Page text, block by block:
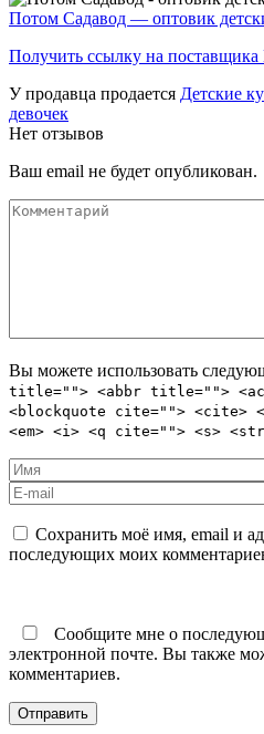
Потом Садавод — оптовик
Получить ссылку на поставщика
У продавца продается Детские
девочек
Нет отзывов
Ваш email не будет опубликован.
Вы можете использовать
title=""> <abbr title="">
<blockquote cite=""> <cite>
<em> <i> <q cite=""> <s>
Сохранить моё имя, email и
последующих моих
Сообщите мне о
электронной почте. Вы также
комментариев.